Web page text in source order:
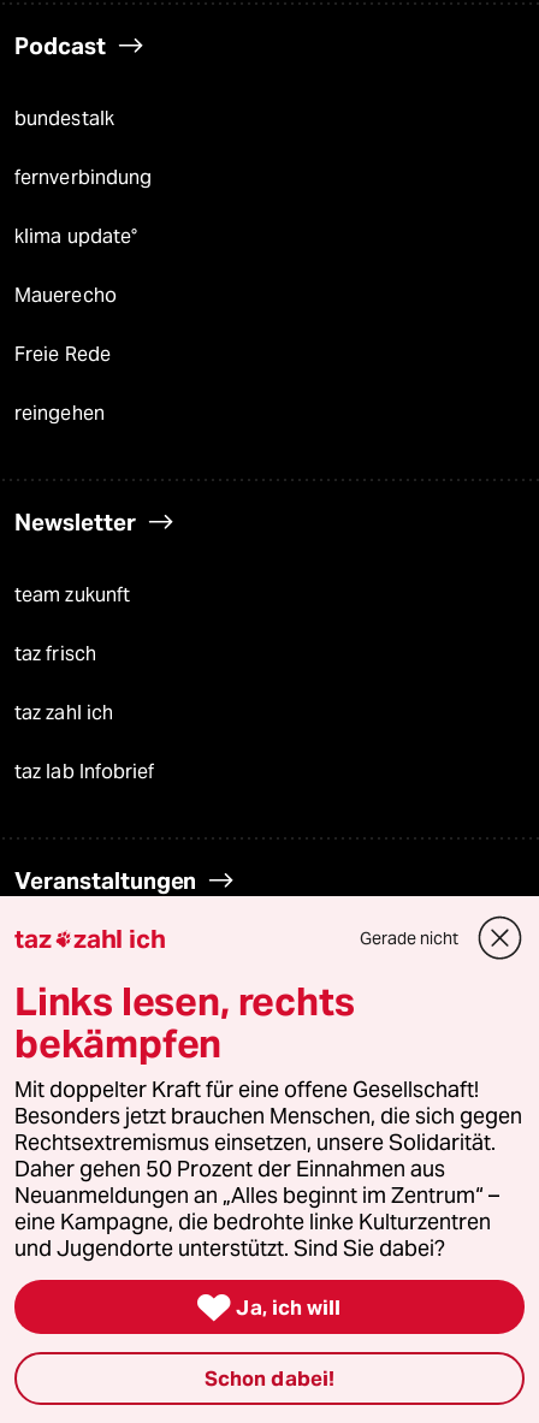
Podcast
bundestalk
fernverbindung
klima update°
Mauerecho
Freie Rede
reingehen
Newsletter
team zukunft
taz frisch
taz zahl ich
taz lab Infobrief
Veranstaltungen
Demnächst
Vor Ort
Live im Stream
Vergangene
taz lab 2027
Mehr taz Lesestoff
taz Blogs
taz zahl ich Gerade nicht
Links lesen, rechts
bekämpfen
Mit doppelter Kraft für eine offene Gesellschaft!
Besonders jetzt brauchen Menschen, die sich gegen
Rechtsextremismus einsetzen, unsere Solidarität.
Daher gehen 50 Prozent der Einnahmen aus
Neuanmeldungen an „Alles beginnt im Zentrum“ –
eine Kampagne, die bedrohte linke Kulturzentren
und Jugendorte unterstützt. Sind Sie dabei?
 Ja, ich will
Schon dabei!